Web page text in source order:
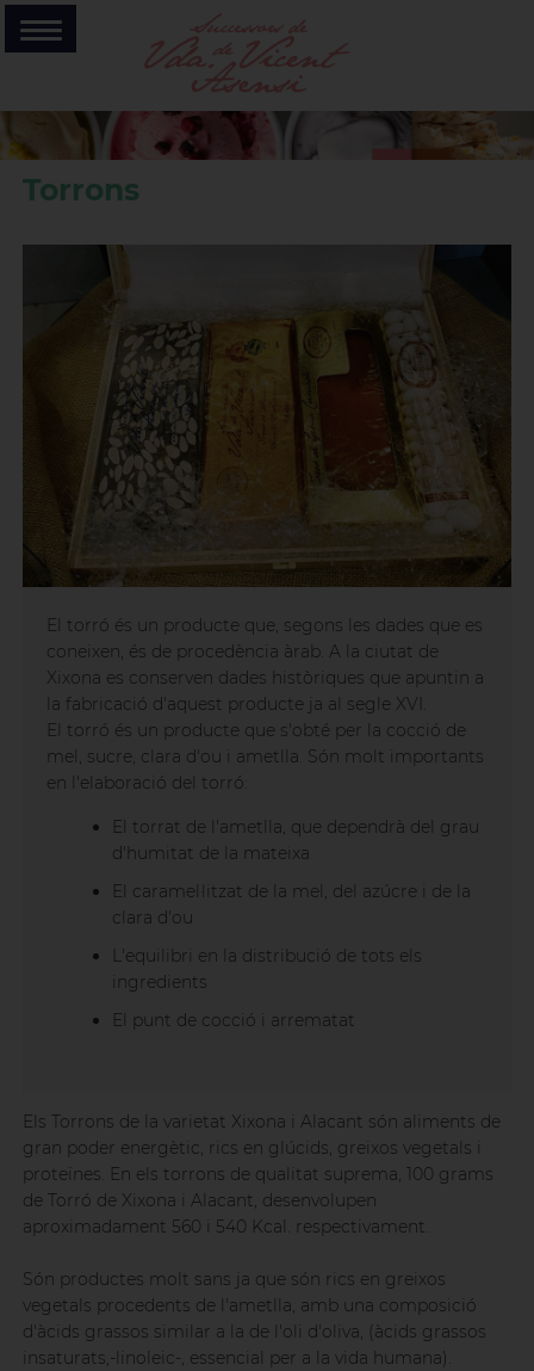
Torrons
El torró és un producte que, segons les dades que es
coneixen, és de procedència àrab. A la ciutat de
Xixona es conserven dades històriques que apuntin a
la fabricació d'aquest producte ja al segle XVI.
El torró és un producte que s'obté per la cocció de
mel, sucre, clara d'ou i ametlla. Són molt importants
en l'elaboració del torró:
El torrat de l'ametlla, que dependrà del grau
d'humitat de la mateixa
El caramel·litzat de la mel, del azúcre i de la
clara d'ou
L'equilibri en la distribució de tots els
ingredients
El punt de cocció i arrematat
Els Torrons de la varietat Xixona i Alacant són aliments de
gran poder energètic, rics en glúcids, greixos vegetals i
proteïnes. En els torrons de qualitat suprema, 100 grams
de Torró de Xixona i Alacant, desenvolupen
aproximadament 560 i 540 Kcal. respectivament.
Són productes molt sans ja que són rics en greixos
vegetals procedents de l'ametlla, amb una composició
d'àcids grassos similar a la de l'oli d'oliva, (àcids grassos
insaturats,-linoleic-, essencial per a la vida humana).